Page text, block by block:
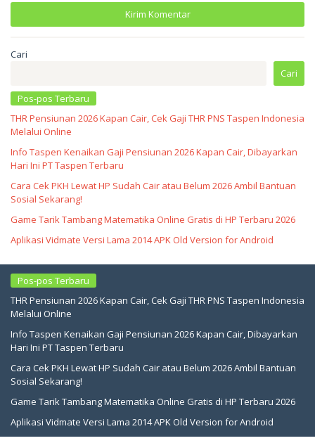
Cari
Cari
Pos-pos Terbaru
THR Pensiunan 2026 Kapan Cair, Cek Gaji THR PNS Taspen Indonesia
Melalui Online
Info Taspen Kenaikan Gaji Pensiunan 2026 Kapan Cair, Dibayarkan
Hari Ini PT Taspen Terbaru
Cara Cek PKH Lewat HP Sudah Cair atau Belum 2026 Ambil Bantuan
Sosial Sekarang!
Game Tarik Tambang Matematika Online Gratis di HP Terbaru 2026
Aplikasi Vidmate Versi Lama 2014 APK Old Version for Android
Pos-pos Terbaru
THR Pensiunan 2026 Kapan Cair, Cek Gaji THR PNS Taspen Indonesia
Melalui Online
Info Taspen Kenaikan Gaji Pensiunan 2026 Kapan Cair, Dibayarkan
Hari Ini PT Taspen Terbaru
Cara Cek PKH Lewat HP Sudah Cair atau Belum 2026 Ambil Bantuan
Sosial Sekarang!
Game Tarik Tambang Matematika Online Gratis di HP Terbaru 2026
Aplikasi Vidmate Versi Lama 2014 APK Old Version for Android